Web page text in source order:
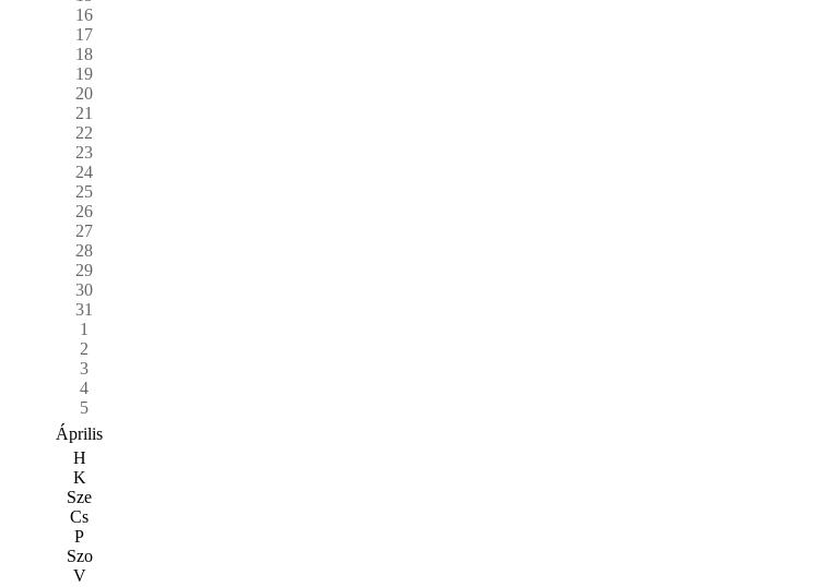
16
17
18
19
20
21
22
23
24
25
26
27
28
29
30
31
1
2
3
4
5
Április
H
K
Sze
Cs
P
Szo
V